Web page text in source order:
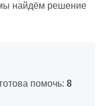
найдём решение
помочь: 8